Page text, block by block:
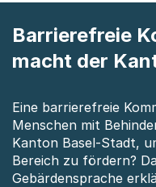
Barrierefreie
macht der
Eine barrierefreie
Menschen mit
Kanton Basel-Stadt,
Bereich zu fördern?
Gebärdensprache